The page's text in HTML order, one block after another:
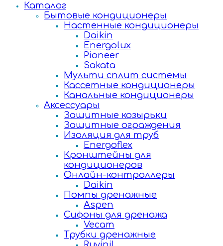
Каталог
Бытовые кондиционеры
Настенные кондиционеры
Daikin
Energolux
Pioneer
Sakata
Мульти сплит системы
Кассетные кондиционеры
Канальные кондиционеры
Аксессуары
Защитные козырьки
Защитные ограждения
Изоляция для труб
Energoflex
Кронштейны для
кондиционеров
Онлайн-контроллеры
Daikin
Помпы дренажные
Aspen
Сифоны для дренажа
Vecam
Трубки дренажные